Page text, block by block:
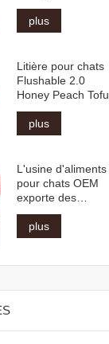
plus
Litière pour chats
Flushable 2.0
Honey Peach Tofu
plus
L'usine d'aliments
pour chats OEM
exporte des
matières
premières
naturelles en vrac,
multiples, des
plus